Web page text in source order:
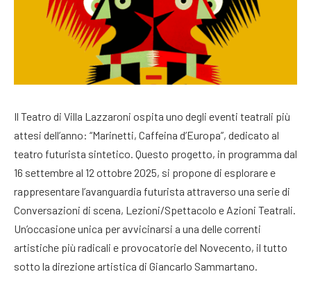
Il Teatro di Villa Lazzaroni ospita uno degli eventi teatrali più
attesi dell’anno: “Marinetti, Caffeina d’Europa”, dedicato al
teatro futurista sintetico. Questo progetto, in programma dal
16 settembre al 12 ottobre 2025, si propone di esplorare e
rappresentare l’avanguardia futurista attraverso una serie di
Conversazioni di scena, Lezioni/Spettacolo e Azioni Teatrali.
Un’occasione unica per avvicinarsi a una delle correnti
artistiche più radicali e provocatorie del Novecento, il tutto
sotto la direzione artistica di Giancarlo Sammartano.